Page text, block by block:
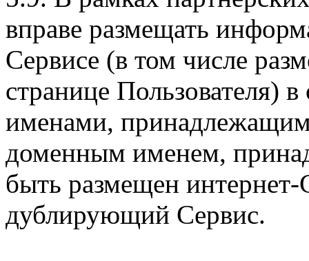
вправе размещать
Сервисе (в том числе
странице Пользователя)
именами,
доменным именем,
быть размещен
дублирующий Сервис.